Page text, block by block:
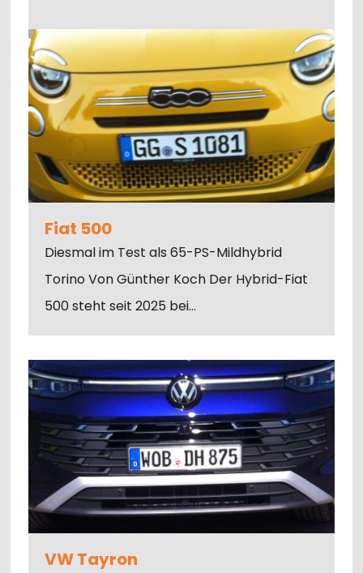
Fiat 500
Diesmal im Test als 65-PS-Mildhybrid
Torino Von Günther Koch Der Hybrid-Fiat
500 steht seit 2025 bei…
VW Tayron